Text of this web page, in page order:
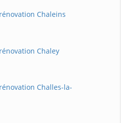
Chaleins
Chaley
Challes-la-